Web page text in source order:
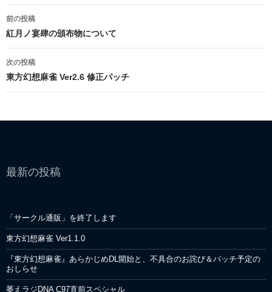
e
r
o
o
k
a
投
稿
ナ
ビ
ー
ョ
前の投稿
紅月ノ宴肆の頒布物について
次の投稿
東方幻想麻雀 Ver2.6 修正パッチ
最新の投稿
「サークル通販」を終了します
東方幻想麻雀 Ver1.1.0
『東方幻想麻雀』あらかじめDL開始と、不具合のお詫び＆パッチ予定の
おしらせ
萎えラジDNA C97直前スペシャル